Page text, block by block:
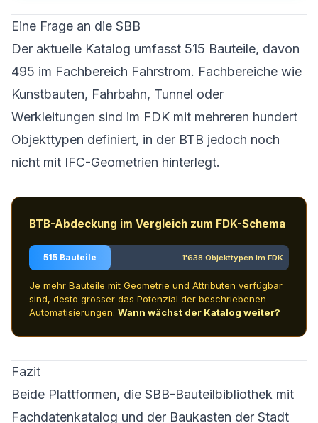
Eine Frage an die SBB
Der aktuelle Katalog umfasst 515 Bauteile, davon
495 im Fachbereich Fahrstrom. Fachbereiche wie
Kunstbauten, Fahrbahn, Tunnel oder
Werkleitungen sind im FDK mit mehreren hundert
Objekttypen definiert, in der BTB jedoch noch
nicht mit IFC-Geometrien hinterlegt.
BTB-Abdeckung im Vergleich zum FDK-Schema
515 Bauteile 1'638 Objekttypen im FDK
Je mehr Bauteile mit Geometrie und Attributen verfügbar
sind, desto grösser das Potenzial der beschriebenen
Automatisierungen. Wann wächst der Katalog weiter?
Fazit
Beide Plattformen, die SBB-Bauteilbibliothek mit
Fachdatenkatalog und der Baukasten der Stadt